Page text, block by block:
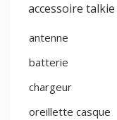
accessoire
antenne
batterie
chargeur
oreillette casque